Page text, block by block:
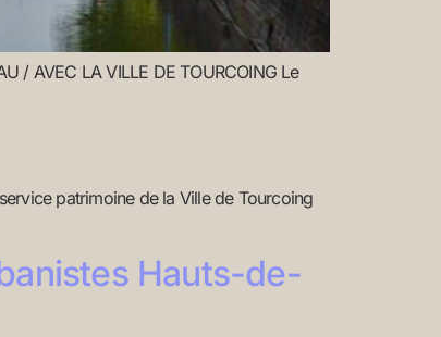
/ AVEC LA VILLE DE TOURCOING Le
service patrimoine de la Ville de Tourcoing
Hauts-de-